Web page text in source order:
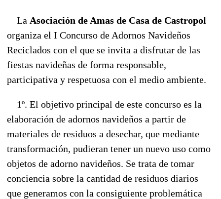
La Asociación de Amas de Casa de Castropol
organiza el I Concurso de Adornos Navideños
Reciclados con el que se invita a disfrutar de las
fiestas navideñas de forma responsable,
participativa y respetuosa con el medio ambiente.
1º. El objetivo principal de este concurso es la
elaboración de adornos navideños a partir de
materiales de residuos a desechar, que mediante
transformación, pudieran tener un nuevo uso como
objetos de adorno navideños. Se trata de tomar
conciencia sobre la cantidad de residuos diarios
que generamos con la consiguiente problemática